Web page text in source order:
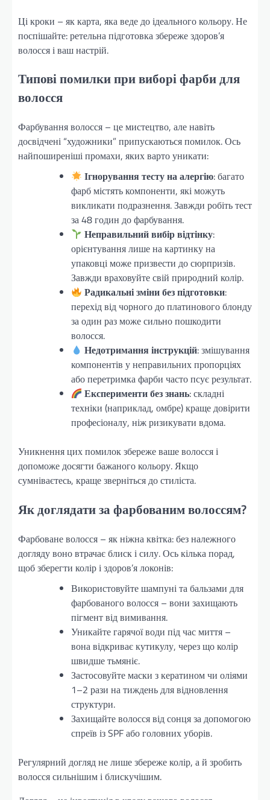
Ці кроки – як карта, яка веде до ідеального кольору. Не
поспішайте: ретельна підготовка збереже здоров’я
волосся і ваш настрій.
Типові помилки при виборі фарби для
волосся
Фарбування волосся – це мистецтво, але навіть
досвідчені “художники” припускаються помилок. Ось
найпоширеніші промахи, яких варто уникати:
Ігнорування тесту на алергію: багато
фарб містять компоненти, які можуть
викликати подразнення. Завжди робіть тест
за 48 годин до фарбування.
Неправильний вибір відтінку:
орієнтування лише на картинку на
упаковці може призвести до сюрпризів.
Завжди враховуйте свій природний колір.
Радикальні зміни без підготовки:
перехід від чорного до платинового блонду
за один раз може сильно пошкодити
волосся.
Недотримання інструкцій: змішування
компонентів у неправильних пропорціях
або перетримка фарби часто псує результат.
Експерименти без знань: складні
техніки (наприклад, омбре) краще довірити
професіоналу, ніж ризикувати вдома.
Уникнення цих помилок збереже ваше волосся і
допоможе досягти бажаного кольору. Якщо
сумніваєтесь, краще зверніться до стиліста.
Як доглядати за фарбованим волоссям?
Фарбоване волосся – як ніжна квітка: без належного
догляду воно втрачає блиск і силу. Ось кілька порад,
щоб зберегти колір і здоров’я локонів:
Використовуйте шампуні та бальзами для
фарбованого волосся – вони захищають
пігмент від вимивання.
Уникайте гарячої води під час миття –
вона відкриває кутикулу, через що колір
швидше тьмяніє.
Застосовуйте маски з кератином чи оліями
1–2 рази на тиждень для відновлення
структури.
Захищайте волосся від сонця за допомогою
спреїв із SPF або головних уборів.
Регулярний догляд не лише збереже колір, а й зробить
волосся сильнішим і блискучішим.